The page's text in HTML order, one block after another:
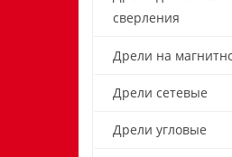
сверления
Дрели на
Дрели сетевые
Дрели угловые